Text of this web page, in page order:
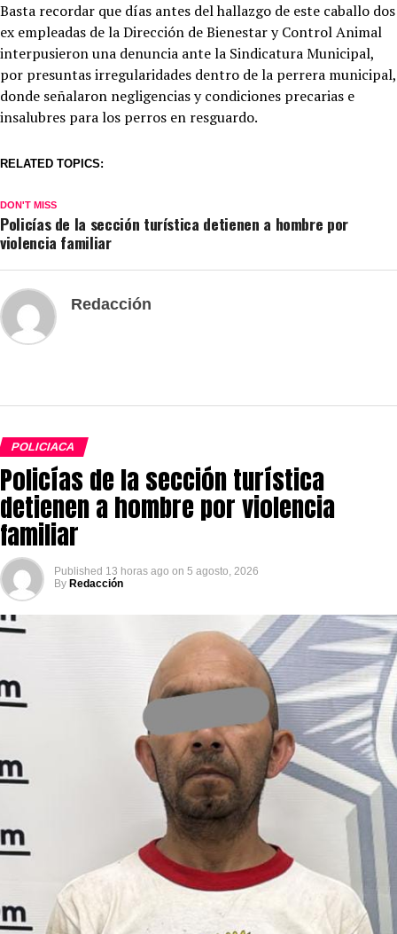
Basta recordar que días antes del hallazgo de este caballo dos
ex empleadas de la Dirección de Bienestar y Control Animal
interpusieron una denuncia ante la Sindicatura Municipal,
por presuntas irregularidades dentro de la perrera municipal,
donde señalaron negligencias y condiciones precarias e
insalubres para los perros en resguardo.
RELATED TOPICS:
DON'T MISS
Policías de la sección turística detienen a hombre por
violencia familiar
Redacción
POLICIACA
Policías de la sección turística
detienen a hombre por violencia
familiar
Published 13 horas ago on 5 agosto, 2026
By Redacción